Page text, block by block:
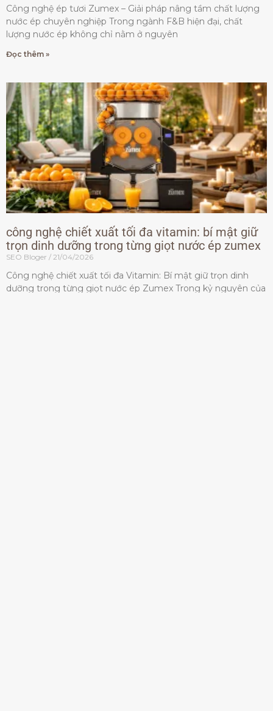
Công nghệ ép tươi Zumex – Giải pháp nâng tầm chất lượng
nước ép chuyên nghiệp Trong ngành F&B hiện đại, chất
lượng nước ép không chỉ nằm ở nguyên
Đọc thêm »
công nghệ chiết xuất tối đa vitamin: bí mật giữ
trọn dinh dưỡng trong từng giọt nước ép zumex
SEO Bloger 21/04/2026
Công nghệ chiết xuất tối đa Vitamin: Bí mật giữ trọn dinh
dưỡng trong từng giọt nước ép Zumex Trong kỷ nguyên của